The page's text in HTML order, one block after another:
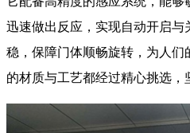
迅速做出反应，实现自动开启
稳，保障门体顺畅旋转，为人
的材质与工艺都经过精心挑选，